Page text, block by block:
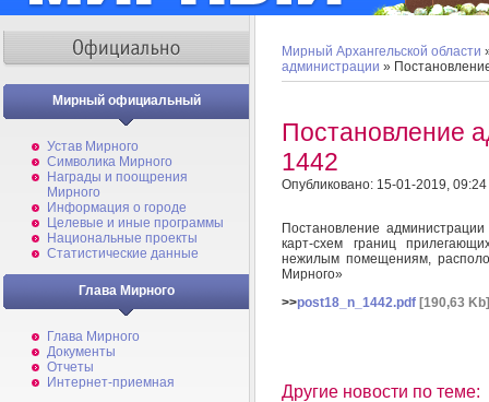
Мирный официальный
Устав Мирного
Символика Мирного
Награды и поощрения
Мирного
Информация о городе
Целевые и иные программы
Национальные проекты
Статистические данные
Глава Мирного
Глава Мирного
Документы
Отчеты
Интернет-приемная
Мирный Архангельской области
администрации »
Постановление
1442
Опубликовано: 15-01-2019, 09:24
Постановление
карт-схем границ
нежилым помещениям,
Мирного»
>>post18_n_1442.pdf [190,63 Kb]
Другие новости по теме: